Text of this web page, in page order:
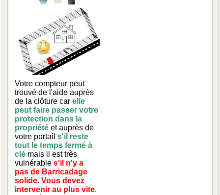
Votre compteur peut
trouvé de l'aide auprès
de la clôture car elle
peut faire passer votre
protection dans la
propriété et auprès de
votre portails'il reste
tout le temps fermé à
clé mais il est très
vulnérables'il n'y a
pas de Barricadage
solide.Vous devez
intervenir au plus vite.